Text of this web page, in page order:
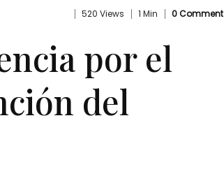
520 Views 1 Min 0 Comment
por el
del